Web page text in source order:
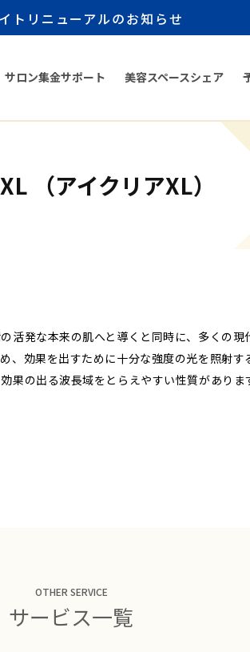
トリニューアルのお知らせ
サロン集金サポート 美容スペースシェア
（アイクリアXL）
活発な本来の肌へと導くと同時に、多くの
、効果を出すために十分な強度の光を照射
果の出る波長域をとらえやすい性質がありま
OTHER SERVICE
サービス一覧